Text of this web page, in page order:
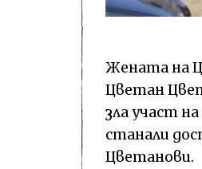
Жената на
Цветан
зла участ
станали
Цветанови.